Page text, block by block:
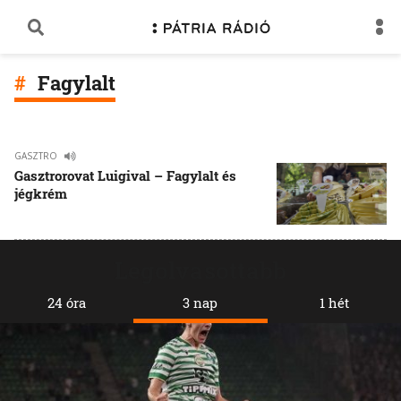
Fagylalt
GASZTRO
Gasztrorovat Luigival – Fagylalt és
jégkrém
24 óra 3 nap 1 hét